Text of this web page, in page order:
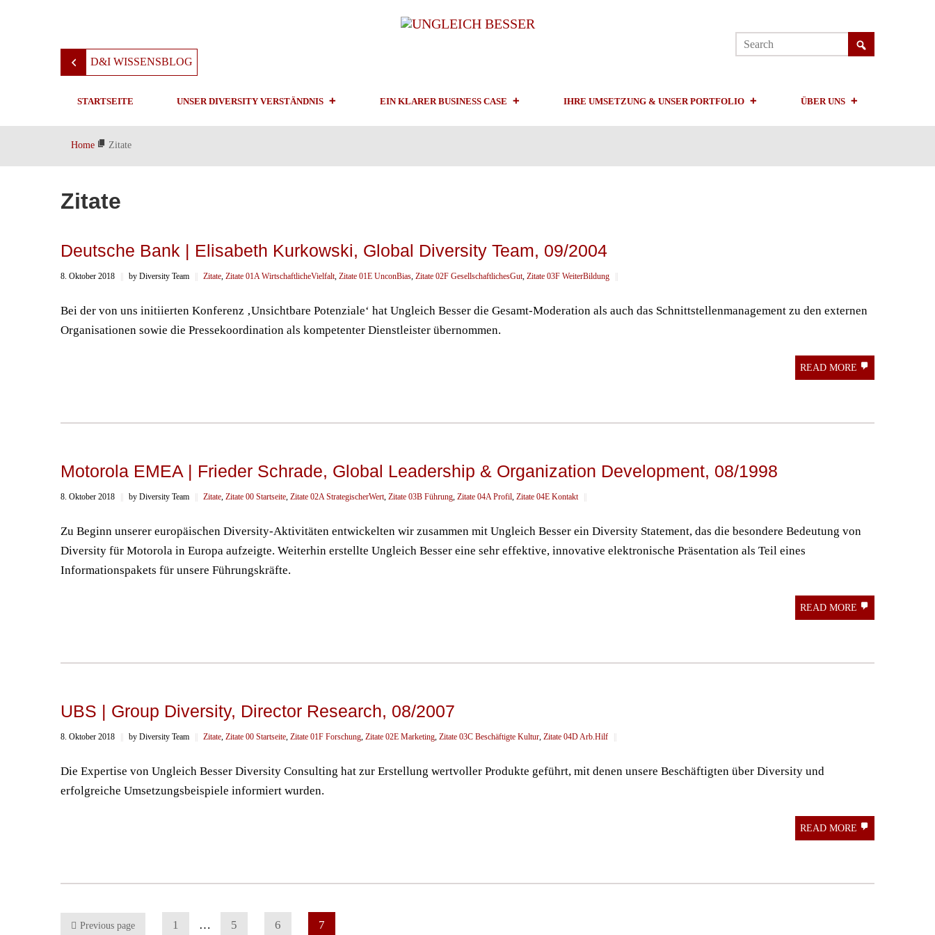
D&I WISSENSBLOG
STARTSEITE UNSER DIVERSITY VERSTÄNDNIS EIN KLARER BUSINESS CASE IHRE UMSETZUNG & UNSER PORTFOLIO ÜBER UNS
Home Zitate
Zitate
Deutsche Bank | Elisabeth Kurkowski, Global Diversity Team, 09/2004
8. Oktober 2018 by Diversity Team Zitate, Zitate 01A WirtschaftlicheVielfalt, Zitate 01E UnconBias, Zitate 02F GesellschaftlichesGut, Zitate 03F WeiterBildung
Bei der von uns initiierten Konferenz ‚Unsichtbare Potenziale‘ hat Ungleich Besser die Gesamt-Moderation als auch das Schnittstellenmanagement zu den externen
Organisationen sowie die Pressekoordination als kompetenter Dienstleister übernommen.
READ MORE
Motorola EMEA | Frieder Schrade, Global Leadership & Organization Development, 08/1998
8. Oktober 2018 by Diversity Team Zitate, Zitate 00 Startseite, Zitate 02A StrategischerWert, Zitate 03B Führung, Zitate 04A Profil, Zitate 04E Kontakt
Zu Beginn unserer europäischen Diversity-Aktivitäten entwickelten wir zusammen mit Ungleich Besser ein Diversity Statement, das die besondere Bedeutung von
Diversity für Motorola in Europa aufzeigte. Weiterhin erstellte Ungleich Besser eine sehr effektive, innovative elektronische Präsentation als Teil eines
Informationspakets für unsere Führungskräfte.
READ MORE
UBS | Group Diversity, Director Research, 08/2007
8. Oktober 2018 by Diversity Team Zitate, Zitate 00 Startseite, Zitate 01F Forschung, Zitate 02E Marketing, Zitate 03C Beschäftigte Kultur, Zitate 04D Arb.Hilf
Die Expertise von Ungleich Besser Diversity Consulting hat zur Erstellung wertvoller Produkte geführt, mit denen unsere Beschäftigten über Diversity und
erfolgreiche Umsetzungsbeispiele informiert wurden.
READ MORE
Previous page 1 … 5 6 7